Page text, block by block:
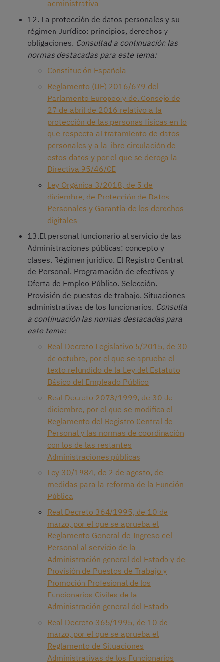
administrativa
12. La protección de datos personales y su
régimen Jurídico: principios, derechos y
obligaciones. Consultad a continuación las
normas destacadas para este tema:
Constitución Española
Reglamento (UE) 2016/679 del
Parlamento Europeo y del Consejo de
27 de abril de 2016 relativo a la
protección de las personas físicas en lo
que respecta al tratamiento de datos
personales y a la libre circulación de
estos datos y por el que se deroga la
Directiva 95/46/CE
Ley Orgánica 3/2018, de 5 de
diciembre, de Protección de Datos
Personales y Garantía de los derechos
digitales
13.El personal funcionario al servicio de las
Administraciones públicas: concepto y
clases. Régimen jurídico. El Registro Central
de Personal. Programación de efectivos y
Oferta de Empleo Público. Selección.
Provisión de puestos de trabajo. Situaciones
administrativas de los funcionarios. Consulta
a continuación las normas destacadas para
este tema:
Real Decreto Legislativo 5/2015, de 30
de octubre, por el que se aprueba el
texto refundido de la Ley del Estatuto
Básico del Empleado Público
Real Decreto 2073/1999, de 30 de
diciembre, por el que se modifica el
Reglamento del Registro Central de
Personal y las normas de coordinación
con los de las restantes
Administraciones públicas
Ley 30/1984, de 2 de agosto, de
medidas para la reforma de la Función
Pública
Real Decreto 364/1995, de 10 de
marzo, por el que se aprueba el
Reglamento General de Ingreso del
Personal al servicio de la
Administración general del Estado y de
Provisión de Puestos de Trabajo y
Promoción Profesional de los
Funcionarios Civiles de la
Administración general del Estado
Real Decreto 365/1995, de 10 de
marzo, por el que se aprueba el
Reglamento de Situaciones
Administrativas de los Funcionarios